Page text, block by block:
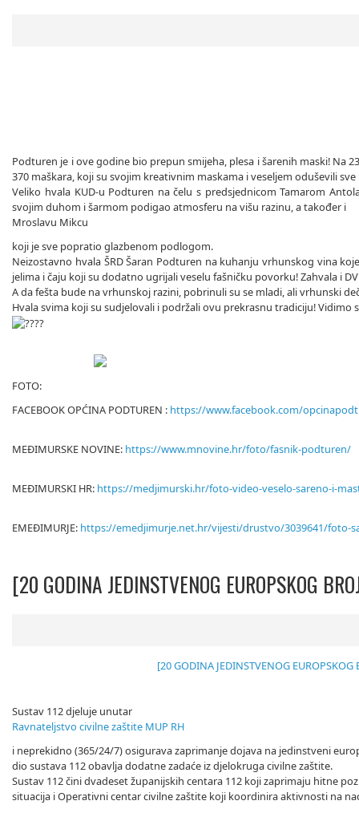
Podturen je i ove godine bio prepun smijeha, plesa i šarenih maski! Na
370 maškara, koji su svojim kreativnim maskama i veseljem oduševili
Veliko hvala KUD-u Podturen na čelu s predsjednicom Tamarom
svojim duhom i šarmom podigao atmosferu na višu razinu, a također i
Mroslavu Mikcu
koji je sve popratio glazbenom podlogom.
Neizostavno hvala ŠRD Šaran Podturen na kuhanju vrhunskog vina
jelima i čaju koji su dodatno ugrijali veselu fašničku povorku! Zahvala i
A da fešta bude na vrhunskoj razini, pobrinuli su se mladi, ali vrhunski
Hvala svima koji su sudjelovali i podržali ovu prekrasnu tradiciju! Vidimo
FOTO:
FACEBOOK OPĆINA PODTUREN : https://www.facebook.com/
MEĐIMURSKE NOVINE: https://www.mnovine.hr/foto/fasnik-podturen/
MEĐIMURSKI HR: https://medjimurski.hr/foto-video-veselo-sareno-i-
EMEĐIMURJE: https://emedjimurje.net.hr/vijesti/drustvo/3039641/foto-
[20 GODINA JEDINSTVENOG EUROPSKOG
[20 GODINA JEDINSTVENOG EUROPSKOG
Sustav 112 djeluje unutar
Ravnateljstvo civilne zaštite MUP RH
i neprekidno (365/24/7) osigurava zaprimanje dojava na jedinstveni
dio sustava 112 obavlja dodatne zadaće iz djelokruga civilne zaštite.
Sustav 112 čini dvadeset županijskih centara 112 koji zaprimaju hitne
situacija i Operativni centar civilne zaštite koji koordinira aktivnosti na